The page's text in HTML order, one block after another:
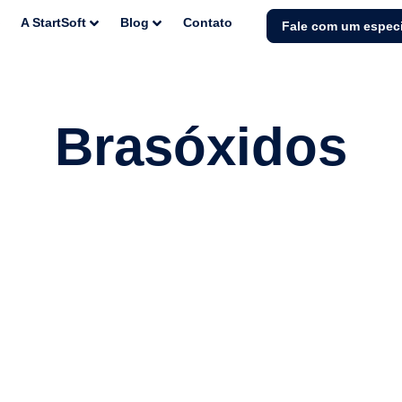
A StartSoft Blog Contato Fale com um
Brasóxidos